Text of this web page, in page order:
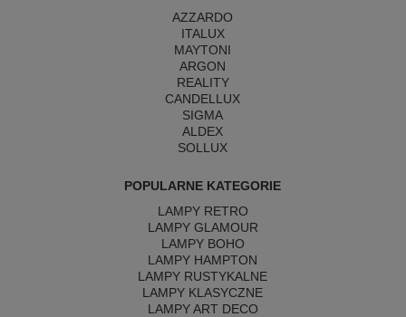
AZZARDO
ITALUX
MAYTONI
ARGON
REALITY
CANDELLUX
SIGMA
ALDEX
SOLLUX
POPULARNE KATEGORIE
LAMPY RETRO
LAMPY GLAMOUR
LAMPY BOHO
LAMPY HAMPTON
LAMPY RUSTYKALNE
LAMPY KLASYCZNE
LAMPY ART DECO